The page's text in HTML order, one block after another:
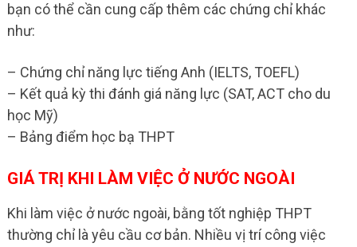
bạn có thể cần cung cấp thêm các chứng chỉ khác
như:
– Chứng chỉ năng lực tiếng Anh (IELTS, TOEFL)
– Kết quả kỳ thi đánh giá năng lực (SAT, ACT cho du
học Mỹ)
– Bảng điểm học bạ THPT
GIÁ TRỊ KHI LÀM VIỆC Ở NƯỚC NGOÀI
Khi làm việc ở nước ngoài, bằng tốt nghiệp THPT
thường chỉ là yêu cầu cơ bản. Nhiều vị trí công việc